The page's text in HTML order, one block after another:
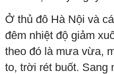
Ở thủ đô Hà Nội và
đêm nhiệt độ giảm
theo đó là mưa vừa,
to, trời rét buốt. Sang